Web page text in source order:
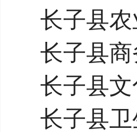
长子县
长子县商
长子县
长子县